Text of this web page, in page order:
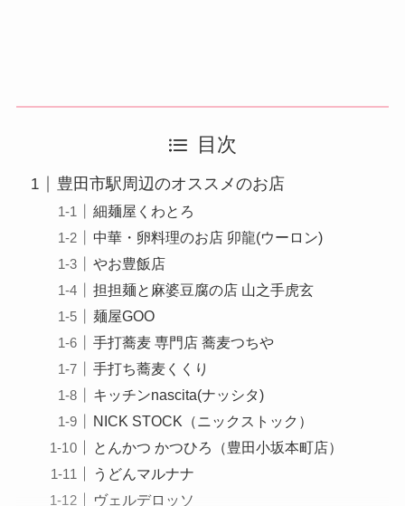
目次
豊田市駅周辺のオススメのお店
細麺屋くわとろ
中華・卵料理のお店 卯龍(ウーロン)
やお豊飯店
担担麺と麻婆豆腐の店 山之手虎玄
麺屋GOO
手打蕎麦 専門店 蕎麦つちや
手打ち蕎麦くくり
キッチンnascita(ナッシタ)
NICK STOCK（ニックストック）
とんかつ かつひろ（豊田小坂本町店）
うどんマルナナ
ヴェルデロッソ